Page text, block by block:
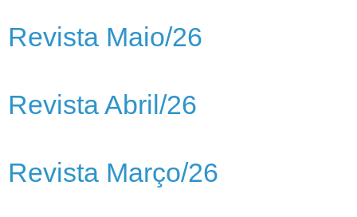
Revista Maio/26
Revista Abril/26
Revista Março/26